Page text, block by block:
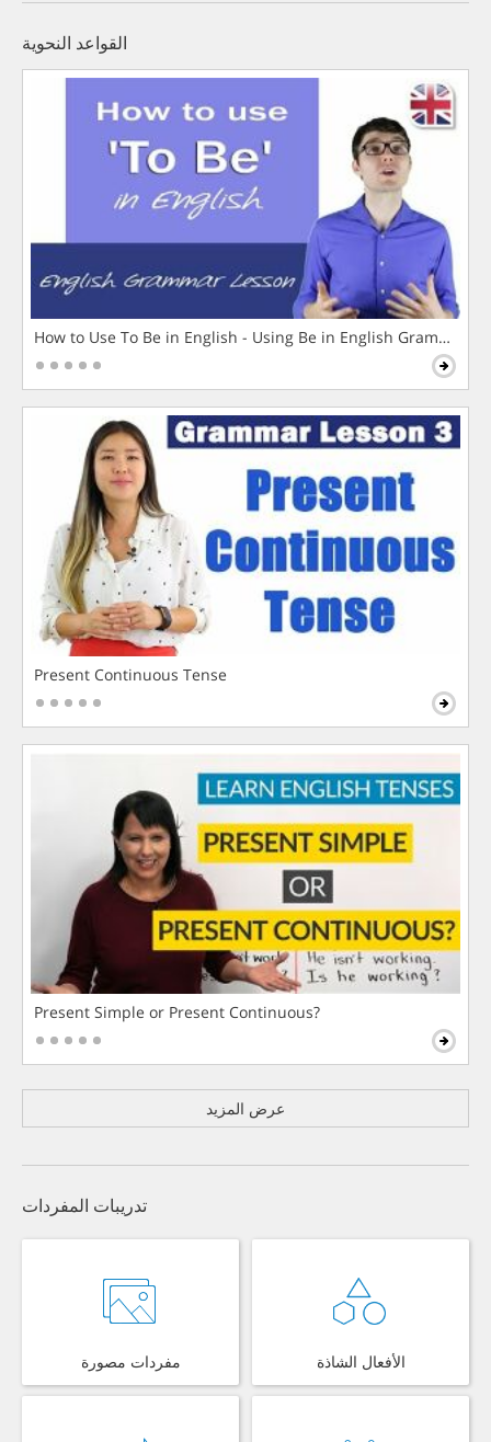
القواعد النحوية
How to Use To Be in English - Using Be in English Grammar
Present Continuous Tense
Present Simple or Present Continuous?
عرض المزيد
تدريبات المفردات
مفردات مصورة الأفعال الشاذة